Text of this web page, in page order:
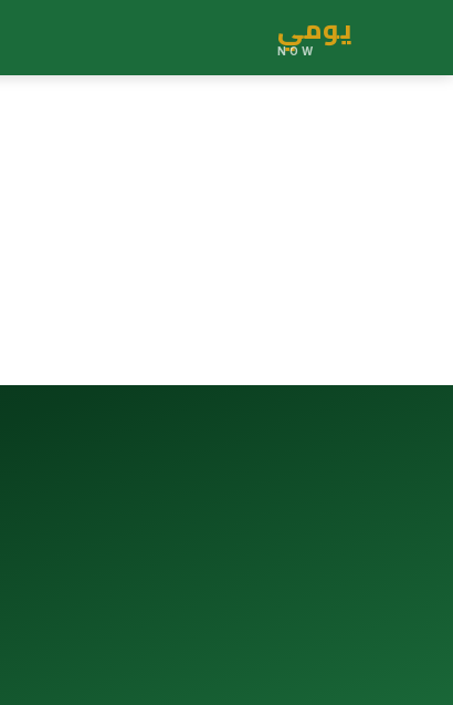
يومي
NOW